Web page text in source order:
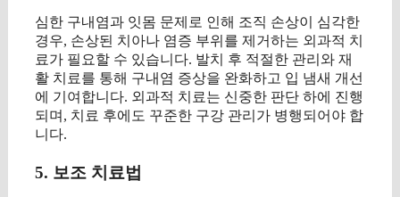
심한 구내염과 잇몸 문제로 인해 조직 손상이 심각한
경우, 손상된 치아나 염증 부위를 제거하는 외과적 치
료가 필요할 수 있습니다. 발치 후 적절한 관리와 재
활 치료를 통해 구내염 증상을 완화하고 입 냄새 개선
에 기여합니다. 외과적 치료는 신중한 판단 하에 진행
되며, 치료 후에도 꾸준한 구강 관리가 병행되어야 합
니다.
5. 보조 치료법